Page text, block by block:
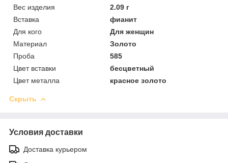
Вес изделия
2.09 г
Вставка
фианит
Для кого
Для женщин
Материал
Золото
Проба
585
Цвет вставки
бесцветный
Цвет металла
красное золото
Скрыть
Условия доставки
Доставка курьером